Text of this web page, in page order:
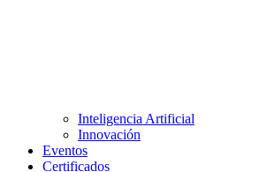
Inteligencia Artificial
Innovación
Eventos
Certificados